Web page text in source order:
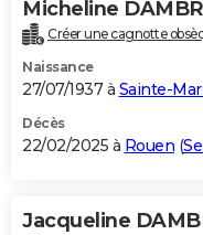
Micheline
Créer une cagnotte
Naissance
27/07/1937 à Sainte-
Décès
22/02/2025 à Rouen (
Jacqueline